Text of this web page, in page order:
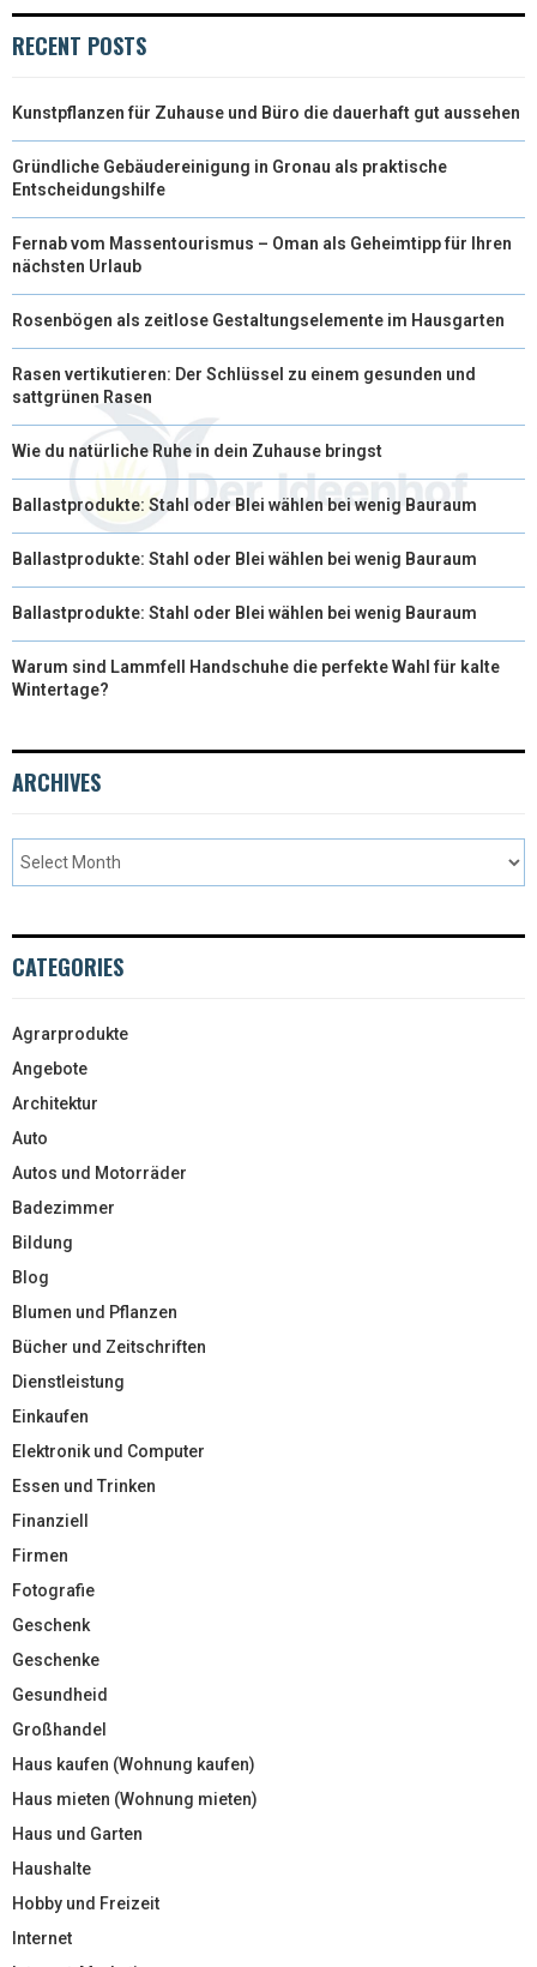
RECENT POSTS
Kunstpflanzen für Zuhause und Büro die dauerhaft gut aussehen
Gründliche Gebäudereinigung in Gronau als praktische
Entscheidungshilfe
Fernab vom Massentourismus – Oman als Geheimtipp für Ihren
nächsten Urlaub
Rosenbögen als zeitlose Gestaltungselemente im Hausgarten
Rasen vertikutieren: Der Schlüssel zu einem gesunden und
sattgrünen Rasen
Wie du natürliche Ruhe in dein Zuhause bringst
Ballastprodukte: Stahl oder Blei wählen bei wenig Bauraum
Ballastprodukte: Stahl oder Blei wählen bei wenig Bauraum
Ballastprodukte: Stahl oder Blei wählen bei wenig Bauraum
Warum sind Lammfell Handschuhe die perfekte Wahl für kalte
Wintertage?
ARCHIVES
CATEGORIES
Agrarprodukte
Angebote
Architektur
Auto
Autos und Motorräder
Badezimmer
Bildung
Blog
Blumen und Pflanzen
Bücher und Zeitschriften
Dienstleistung
Einkaufen
Elektronik und Computer
Essen und Trinken
Finanziell
Firmen
Fotografie
Geschenk
Geschenke
Gesundheid
Großhandel
Haus kaufen (Wohnung kaufen)
Haus mieten (Wohnung mieten)
Haus und Garten
Haushalte
Hobby und Freizeit
Internet